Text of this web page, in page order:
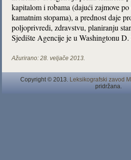
kapitalom i robama (dajući zajmove
kamatnim stopama), a prednost daje
poljoprivredi, zdravstvu, planiranju
Sjedište Agencije je u Washingtonu D.
Ažurirano: 28. veljače 2013.
Copyright © 2013. Leksikografski zavod
pridržana.